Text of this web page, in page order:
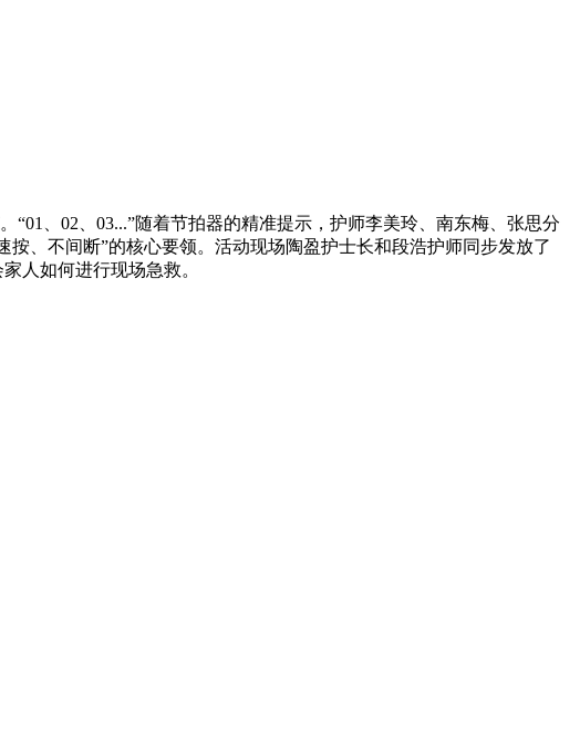
、02、03...”随着节拍器的精准提示，护师李美玲、南东梅、张思分
、不间断”的核心要领。活动现场陶盈护士长和段浩护师同步发放了
人如何进行现场急救。